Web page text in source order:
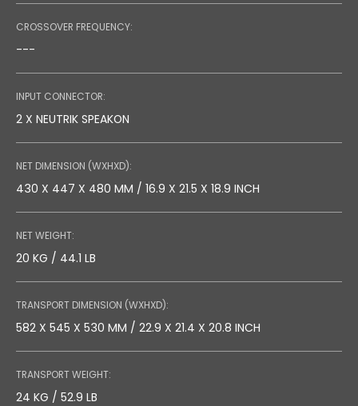
CROSSOVER FREQUENCY:
---
INPUT CONNECTOR:
2 X NEUTRIK SPEAKON
NET DIMENSION (WXHXD):
430 X 447 X 480 MM / 16.9 X 21.5 X 18.9 INCH
NET WEIGHT:
20 KG / 44.1 LB
TRANSPORT DIMENSION (WXHXD):
582 X 545 X 530 MM / 22.9 X 21.4 X 20.8 INCH
TRANSPORT WEIGHT:
24 KG / 52.9 LB